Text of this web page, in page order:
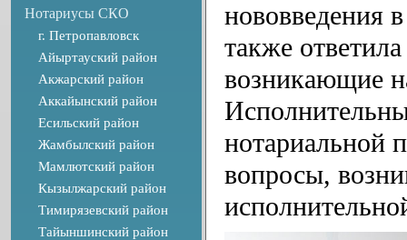
Нотариусы СКО
г. Петропавловск
Айыртауский район
Акжарский район
Аккайынский район
Есильский район
Жамбылский район
Мамлютский район
Кызылжарский район
Тимирязевский район
Тайыншинский район
нововведения
также
возникающие
нотариальной
вопросы,